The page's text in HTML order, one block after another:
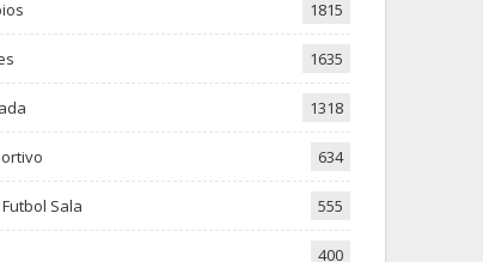
1815
1635
1318
634
Sala 555
400